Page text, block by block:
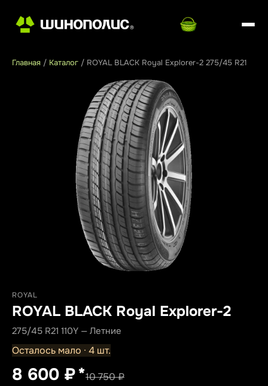
Главная / Каталог / ROYAL BLACK Royal Explorer-2 275/45 R21
ROYAL
ROYAL BLACK Royal Explorer-2
275/45 R21 110Y — Летние
Осталось мало · 4 шт.
8 600 ₽*10 750 ₽